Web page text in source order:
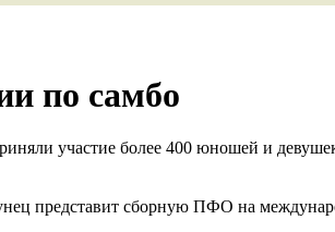
по самбо
участие более 400 юношей и
представит сборную ПФО на